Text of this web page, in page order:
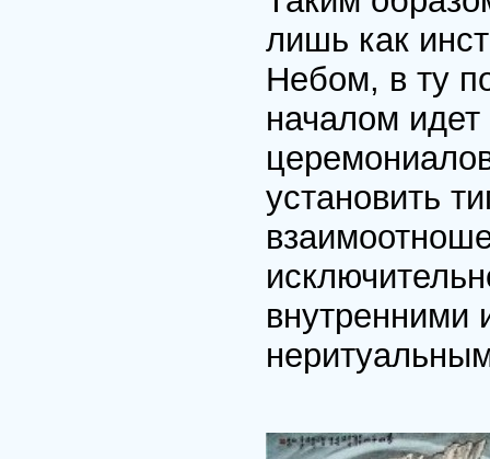
лишь как
Небом, в ту
началом
установить